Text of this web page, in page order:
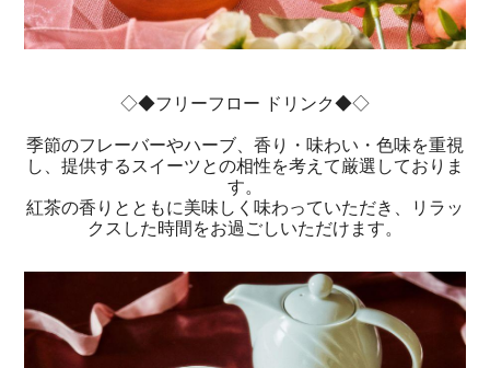
◇◆フリーフロー ドリンク◆◇
季節のフレーバーやハーブ、香り・味わい・色味を重視
し、提供するスイーツとの相性を考えて厳選しておりま
す。
紅茶の香りとともに美味しく味わっていただき、リラッ
クスした時間をお過ごしいただけます。